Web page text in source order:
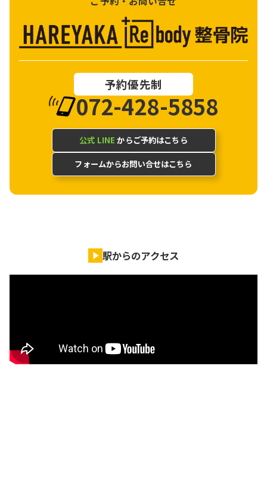
予約優先制
072-428-5858
公式 LINE からご予約はこちら
フォームからお問い合せはこちら
駅からのアクセス